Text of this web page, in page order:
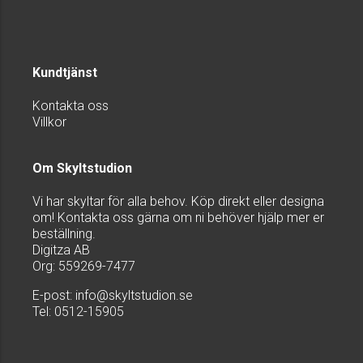
Kundtjänst
Kontakta oss
Villkor
Om Skyltstudion
Vi har skyltar för alla behov. Köp direkt eller designa
om! Kontakta oss gärna om ni behöver hjälp mer er
beställning.
Digitza AB
Org: 559269-7477
E-post: info@skyltstudion.se
Tel: 0512-15905